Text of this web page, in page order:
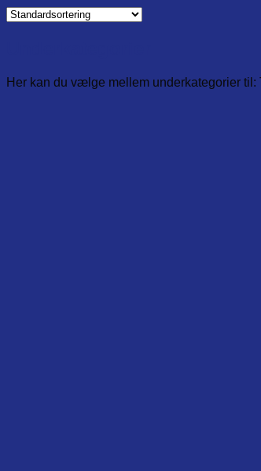
Her kan du vælge mellem underkategorier til: